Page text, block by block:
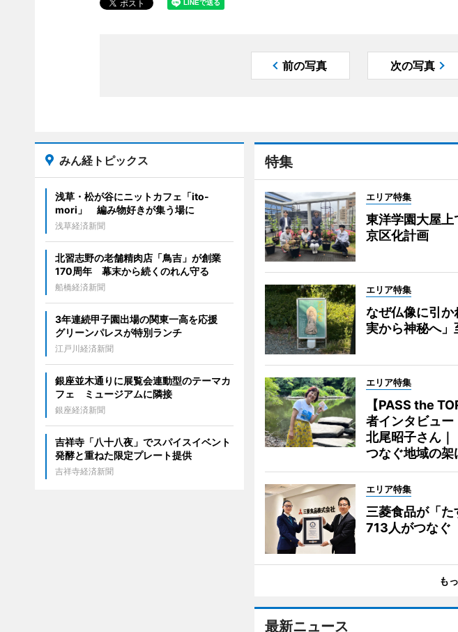
前の写真 次の写真
特集
エリア特集
東洋学園大屋
京区化計画
エリア特集
なぜ仏像に引
実から神秘へ
エリア特集
【PASS the
者インタビュー
北尾昭子さん
つなぐ地域の架
エリア特集
三菱食品が「
713人がつなぐ
も
最新ニュース
みん経トピックス
浅草・松が谷にニットカフェ「ito-
mori」 編み物好きが集う場に
浅草経済新聞
北習志野の老舗精肉店「鳥吉」が創業
170周年 幕末から続くのれん守る
船橋経済新聞
3年連続甲子園出場の関東一高を応援
グリーンパレスが特別ランチ
江戸川経済新聞
銀座並木通りに展覧会連動型のテーマカ
フェ ミュージアムに隣接
銀座経済新聞
吉祥寺「八十八夜」でスパイスイベント
発酵と重ねた限定プレート提供
吉祥寺経済新聞